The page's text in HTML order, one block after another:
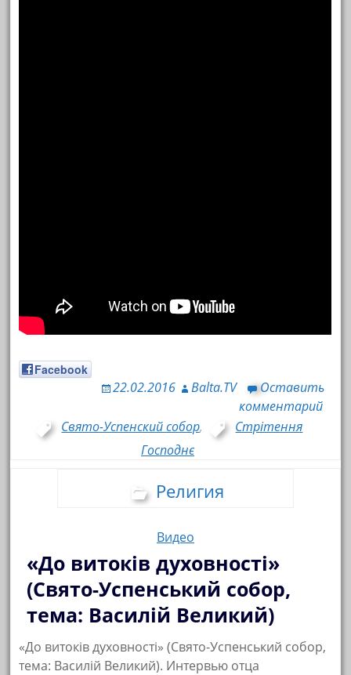
Facebook
22.02.2016 Balta.TV
Оставить
комментарий
Свято-Успенский собор,
Стрітення
Господнє
Религия
Видео
«До витоків духовності»
(Свято-Успенський собор,
тема: Василій Великий)
«До витоків духовності» (Свято-Успенський собор,
тема: Василій Великий). Интервью отца